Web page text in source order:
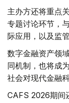
主办方还将重点
专题讨论环节，
际应用，以及监
数字金融资产领
同机制，也将成
社会对现代金融
CAFS 2026期间